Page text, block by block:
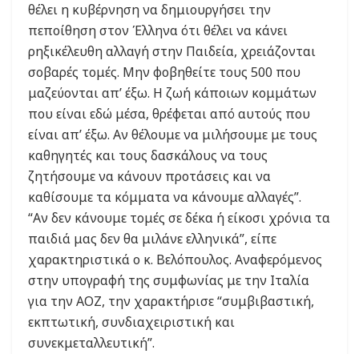
θέλει η κυβέρνηση να δημιουργήσει την
πεποίθηση στον Έλληνα ότι θέλει να κάνει
ρηξικέλευθη αλλαγή στην Παιδεία, χρειάζονται
σοβαρές τομές. Μην φοβηθείτε τους 500 που
μαζεύονται απ’ έξω. Η ζωή κάποιων κομμάτων
που είναι εδώ μέσα, θρέφεται από αυτούς που
είναι απ’ έξω. Αν θέλουμε να μιλήσουμε με τους
καθηγητές και τους δασκάλους να τους
ζητήσουμε να κάνουν προτάσεις και να
καθίσουμε τα κόμματα να κάνουμε αλλαγές”.
“Αν δεν κάνουμε τομές σε δέκα ή είκοσι χρόνια τα
παιδιά μας δεν θα μιλάνε ελληνικά”, είπε
χαρακτηριστικά ο κ. Βελόπουλος. Αναφερόμενος
στην υπογραφή της συμφωνίας με την Ιταλία
για την ΑΟΖ, την χαρακτήρισε “συμβιβαστική,
εκπτωτική, συνδιαχειριστική και
συνεκμεταλλευτική”.